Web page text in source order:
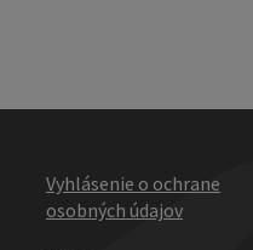
Vyhlásenie o ochrane
osobných údajov